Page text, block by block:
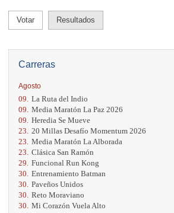
Carreras
Agosto
09. La Ruta del Indio
09. Media Maratón La Paz 2026
09. Heredia Se Mueve
23. 20 Millas Desafío Momentum 2026
23. Media Maratón La Alborada
23. Clásica San Ramón
29. Funcional Run Kong
30. Entrenamiento Batman
30. Paveños Unidos
30. Reto Moraviano
30. Mi Corazón Vuela Alto
Votar Resultados